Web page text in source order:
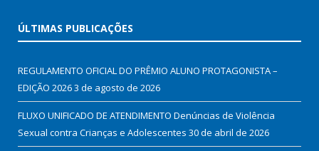
ÚLTIMAS PUBLICAÇÕES
REGULAMENTO OFICIAL DO PRÊMIO ALUNO PROTAGONISTA –
EDIÇÃO 20263 de agosto de 2026
FLUXO UNIFICADO DE ATENDIMENTO Denúncias de Violência
Sexual contra Crianças e Adolescentes 30 de abril de 2026